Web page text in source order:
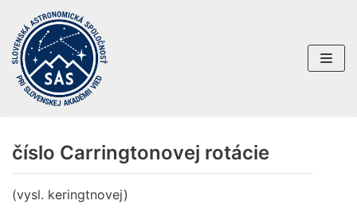
Preskočiť
na
obsah
číslo Carringtonovej rotácie
(vysl. keringtnovej)